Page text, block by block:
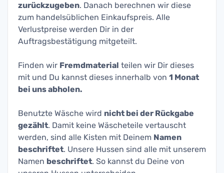
zurückzugeben. Danach berechnen wir diese
zum handelsüblichen Einkaufspreis. Alle
Verlustpreise werden Dir in der
Auftragsbestätigung mitgeteilt.
Finden wir Fremdmaterial teilen wir Dir dieses
mit und Du kannst dieses innerhalb von 1 Monat
bei uns abholen.
Benutzte Wäsche wird nicht bei der Rückgabe
gezählt. Damit keine Wäscheteile vertauscht
werden, sind alle Kisten mit Deinem Namen
beschriftet. Unsere Hussen sind alle mit unserem
Namen beschriftet. So kannst du Deine von